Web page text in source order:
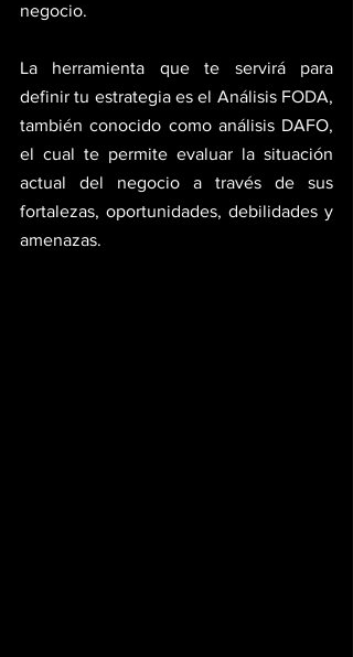
negocio.
La herramienta que te servirá para
definir tu estrategia es el Análisis FODA,
también conocido como análisis DAFO,
el cual te permite evaluar la situación
actual del negocio a través de sus
fortalezas, oportunidades, debilidades y
amenazas.